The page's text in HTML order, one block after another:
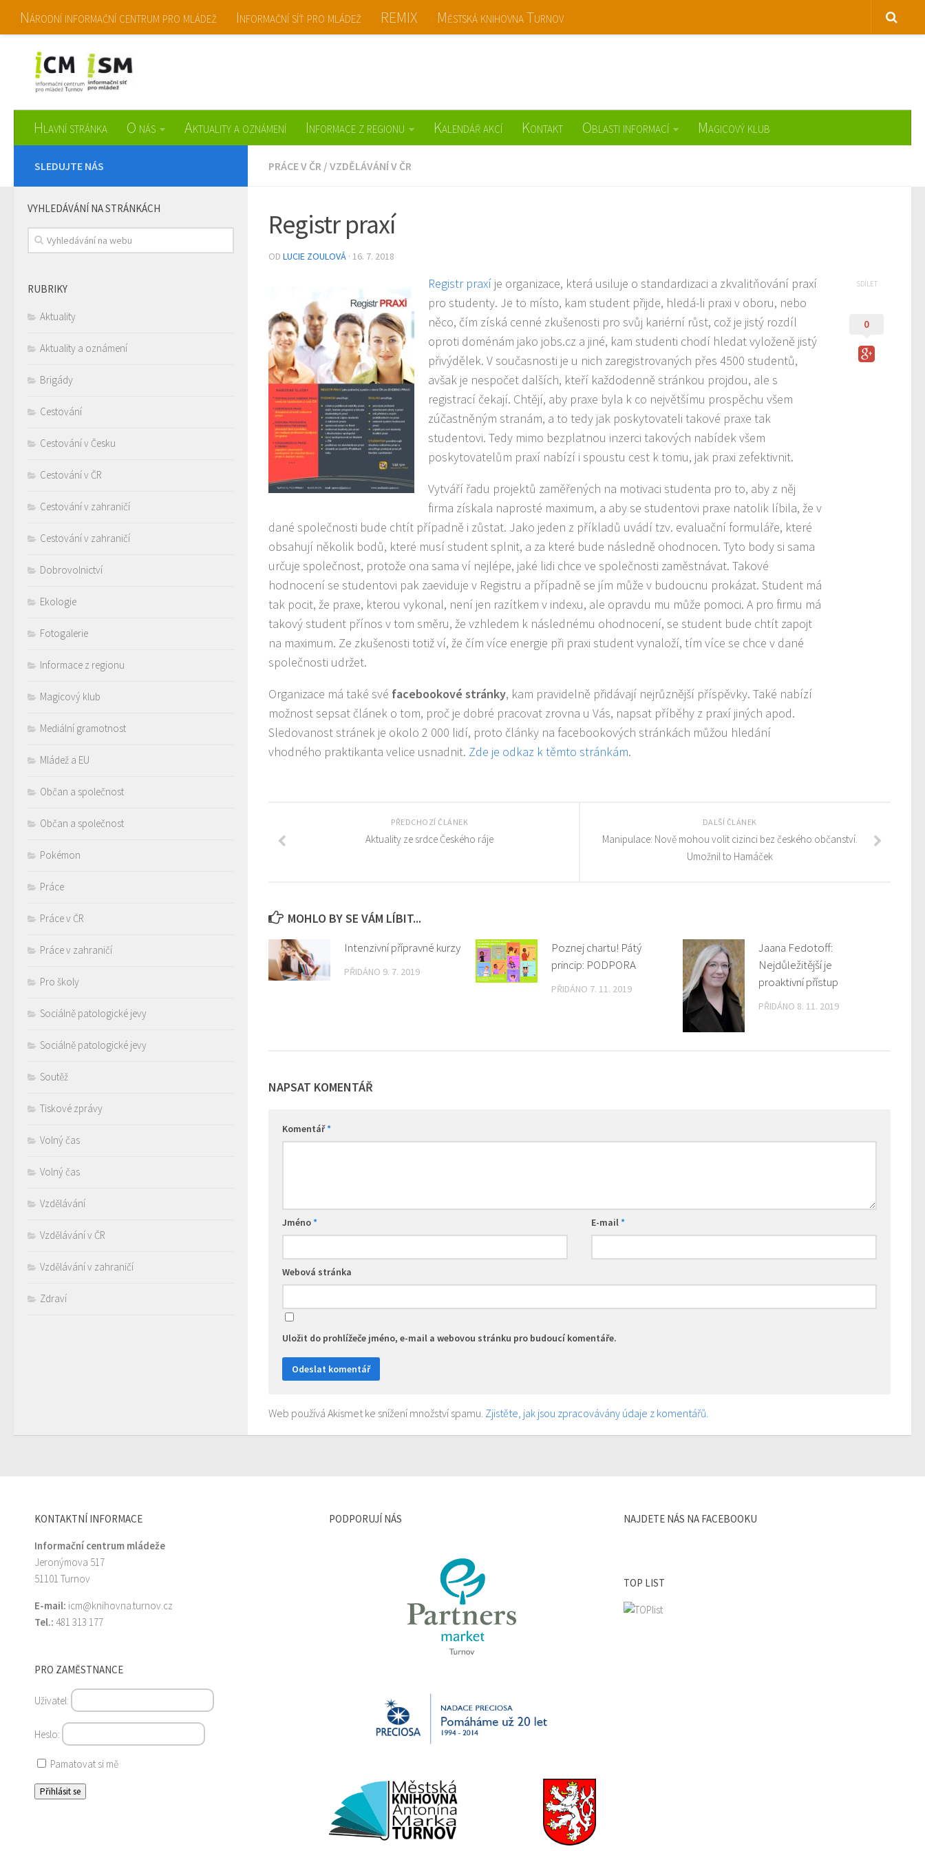
Národní informační centrum pro mládež Informační síť pro mládež REMIX Městská knihovna Turnov
Hlavní stránka O nás Aktuality a oznámení Informace z regionu Kalendář akcí Kontakt Oblasti informací Magicový klub
PRÁCE V ČR / VZDĚLÁVÁNÍ V ČR
Registr praxí
OD LUCIE ZOULOVÁ · 16. 7. 2018
Registr praxí je organizace, která usiluje o standardizaci a zkvalitňování praxí
pro studenty. Je to místo, kam student přijde, hledá-li praxi v oboru, nebo
něco, čím získá cenné zkušenosti pro svůj kariérní růst, což je jistý rozdíl
oproti doménám jako jobs.cz a jiné, kam studenti chodí hledat vyloženě jistý
přivýdělek. V současnosti je u nich zaregistrovaných přes 4500 studentů,
avšak je nespočet dalších, kteří každodenně stránkou projdou, ale s
registrací čekají. Chtějí, aby praxe byla k co největšímu prospěchu všem
zúčastněným stranám, a to tedy jak poskytovateli takové praxe tak
studentovi. Tedy mimo bezplatnou inzerci takových nabídek všem
poskytovatelům praxí nabízí i spoustu cest k tomu, jak praxi zefektivnit.
Vytváří řadu projektů zaměřených na motivaci studenta pro to, aby z něj
firma získala naprosté maximum, a aby se studentovi praxe natolik líbila, že v
dané společnosti bude chtít případně i zůstat. Jako jeden z příkladů uvádí tzv. evaluační formuláře, které
obsahují několik bodů, které musí student splnit, a za které bude následně ohodnocen. Tyto body si sama
určuje společnost, protože ona sama ví nejlépe, jaké lidi chce ve společnosti zaměstnávat. Takové
hodnocení se studentovi pak zaeviduje v Registru a případně se jím může v budoucnu prokázat. Student má
tak pocit, že praxe, kterou vykonal, není jen razítkem v indexu, ale opravdu mu může pomoci. A pro firmu má
takový student přínos v tom směru, že vzhledem k následnému ohodnocení, se student bude chtít zapojt
na maximum. Ze zkušenosti totiž ví, že čím více energie při praxi student vynaloží, tím více se chce v dané
společnosti udržet.
Organizace má také své facebookové stránky, kam pravidelně přidávají nejrůznější příspěvky. Také nabízí
možnost sepsat článek o tom, proč je dobré pracovat zrovna u Vás, napsat příběhy z praxí jiných apod.
Sledovanost stránek je okolo 2 000 lidí, proto články na facebookových stránkách můžou hledání
vhodného praktikanta velice usnadnit. Zde je odkaz k těmto stránkám.
SDÍLET
0
DALŠÍ ČLÁNEK
Manipulace: Nově mohou volit cizinci bez českého občanství.
Umožnil to Hamáček
PŘEDCHOZÍ ČLÁNEK
Aktuality ze srdce Českého ráje
MOHLO BY SE VÁM LÍBIT...
Intenzivní přípravné kurzy
PŘIDÁNO 9. 7. 2019
Poznej chartu! Pátý
princip: PODPORA
PŘIDÁNO 7. 11. 2019
Jaana Fedotoff:
Nejdůležitější je
proaktivní přístup
PŘIDÁNO 8. 11. 2019
NAPSAT KOMENTÁŘ
Komentář*
Jméno* E-mail*
Webová stránka
Uložit do prohlížeče jméno, e-mail a webovou stránku pro budoucí komentáře.
Web používá Akismet ke snížení množství spamu. Zjistěte, jak jsou zpracovávány údaje z komentářů.
SLEDUJTE NÁS
VYHLEDÁVÁNÍ NA STRÁNKÁCH
RUBRIKY
Aktuality
Aktuality a oznámení
Brigády
Cestování
Cestování v Česku
Cestování v ČR
Cestování v zahraničí
Cestování v zahraničí
Dobrovolnictví
Ekologie
Fotogalerie
Informace z regionu
Magicový klub
Mediální gramotnost
Mládež a EU
Občan a společnost
Občan a společnost
Pokémon
Práce
Práce v ČR
Práce v zahraničí
Pro školy
Sociálně patologické jevy
Sociálně patologické jevy
Soutěž
Tiskové zprávy
Volný čas
Volný čas
Vzdělávání
Vzdělávání v ČR
Vzdělávání v zahraničí
Zdraví
KONTAKTNÍ INFORMACE
Informační centrum mládeže
Jeronýmova 517
51101 Turnov
E-mail: icm@knihovna.turnov.cz
Tel.: 481 313 177
PRO ZAMĚSTNANCE
Uživatel:
Heslo:
Pamatovat si mě
PODPORUJÍ NÁS NAJDETE NÁS NA FACEBOOKU
TOP LIST